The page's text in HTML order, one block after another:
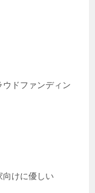
ドファンディン
向けに優しい